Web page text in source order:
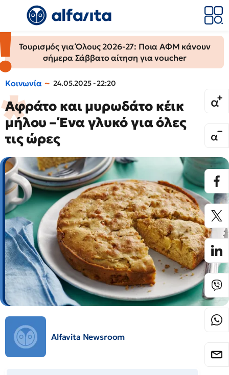
Τουρισμός για Όλους 2026-27: Ποια ΑΦΜ κάνουν
σήμερα Σάββατο αίτηση για voucher
Κοινωνία 24.05.2025 - 22:20
Αφράτο και μυρωδάτο κέικ
μήλου – Ένα γλυκό για όλες
τις ώρες
Alfavita Newsroom